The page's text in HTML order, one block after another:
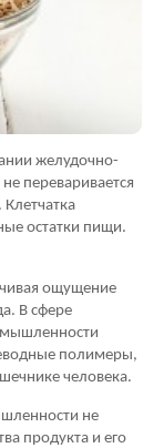
желудочно-
переваривается
остатки пищи.
ощущение
В сфере
полимеры,
человека.
не
продукта и его